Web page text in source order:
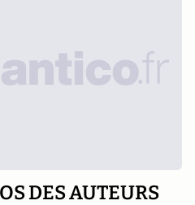
DES AUTEURS